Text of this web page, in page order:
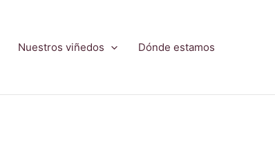
Nuestros viñedos Dónde estamos